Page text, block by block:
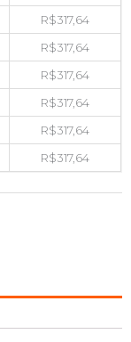
R$317,64
R$317,64
R$317,64
R$317,64
R$317,64
R$317,64